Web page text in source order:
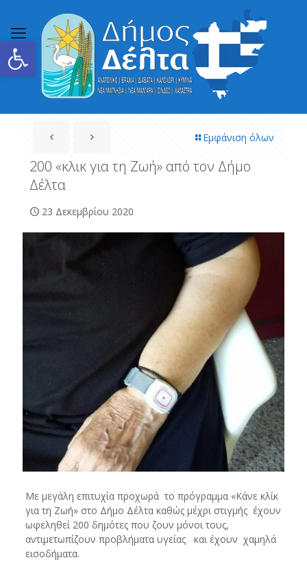
Ανοίξτε τη γραμμή εργαλείων
Εμφάνιση όλων
200 «κλικ για τη Ζωή» από τον Δήμο
Δέλτα
23 Δεκεμβρίου 2020
Με μεγάλη επιτυχία προχωρά το πρόγραμμα «Κάνε κλίκ
για τη Ζωή» στο Δήμο Δέλτα καθώς μέχρι στιγμής έχουν
ωφεληθεί 200 δημότες που ζουν μόνοι τους,
αντιμετωπίζουν προβλήματα υγείας και έχουν χαμηλά
εισοδήματα.